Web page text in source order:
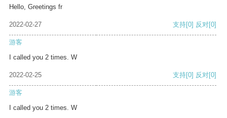
Hello, Greetings fr
2022-02-27 支持[0] 反对[0]
游客
I called you 2 times. W
2022-02-25 支持[0] 反对[0]
游客
I called you 2 times. W